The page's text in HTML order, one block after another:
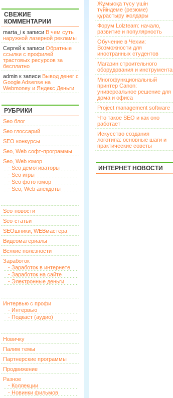
СВЕЖИЕ
КОММЕНТАРИИ
marta_i к записи В чем суть
наружной лазерной рекламы
Сергей к записи Обратные
ссылки с профилей
трастовых ресурсов за
бесплатно
admin к записи Вывод денег с
Google Adsense на
Webmoney и Яндекс Деньги
РУБРИКИ
Seo блог
Seo глоссарий
SEO конкурсы
Seo, Web софт-программы
Seo, Web юмор
- Seo демотиваторы
- Seo игры
- Seo фото юмор
- Seo, Web анекдоты
Seo-новости
Seo-статьи
SEOшники, WEBмастера
Видеоматериалы
Всякие полезности
Заработок
- Заработок в интернете
- Заработок на сайте
- Электронные деньги
Интервью с профи
- Интервью
- Подкаст (аудио)
Новичку
Палим темы
Партнерские программы
Продвижение
Разное
- Коллекции
- Новинки фильмов
Жұмысқа түсу үшін
түйіндеме (резюме)
құрастыру жолдары
Форум Lolzteam: начало,
развитие и популярность
Обучение в Чехии:
Возможности для
иностранных студентов
Магазин строительного
оборудования и инструмента
Многофункциональный
принтер Canon:
универсальное решение для
дома и офиса
Project management software
Что такое SEO и как оно
работает
Искусство создания
логотипа: основные шаги и
практические советы
ИНТЕРНЕТ НОВОСТИ